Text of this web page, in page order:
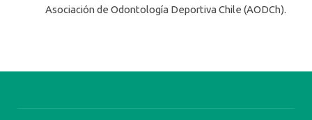
Asociación de Odontología Deportiva Chile (AODCh).